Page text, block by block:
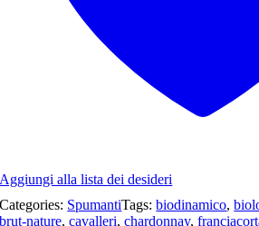
Aggiungi alla lista dei desideri
Categories: SpumantiTags:biodinamico,
brut-nature,cavalleri,chardonnay,